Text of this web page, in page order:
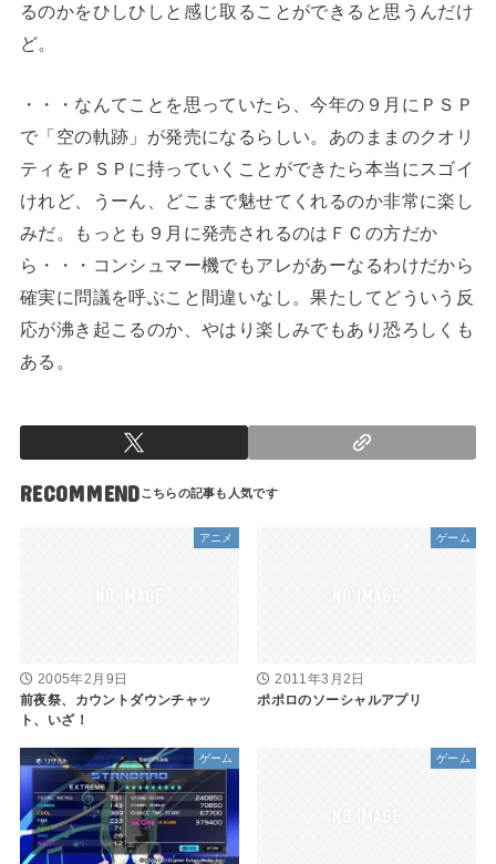
るのかをひしひしと感じ取ることができると思うんだけ
ど。
・・・なんてことを思っていたら、今年の９月にＰＳＰ
で「空の軌跡」が発売になるらしい。あのままのクオリ
ティをＰＳＰに持っていくことができたら本当にスゴイ
けれど、うーん、どこまで魅せてくれるのか非常に楽し
みだ。もっとも９月に発売されるのはＦＣの方だか
ら・・・コンシュマー機でもアレがあーなるわけだから
確実に問議を呼ぶこと間違いなし。果たしてどういう反
応が沸き起こるのか、やはり楽しみでもあり恐ろしくも
ある。
RECOMMEND
アニメ
2005年2月9日
前夜祭、カウントダウンチャッ
ト、いざ！
ゲーム
2011年3月2日
ポポロのソーシャルアプリ
ゲーム ゲーム